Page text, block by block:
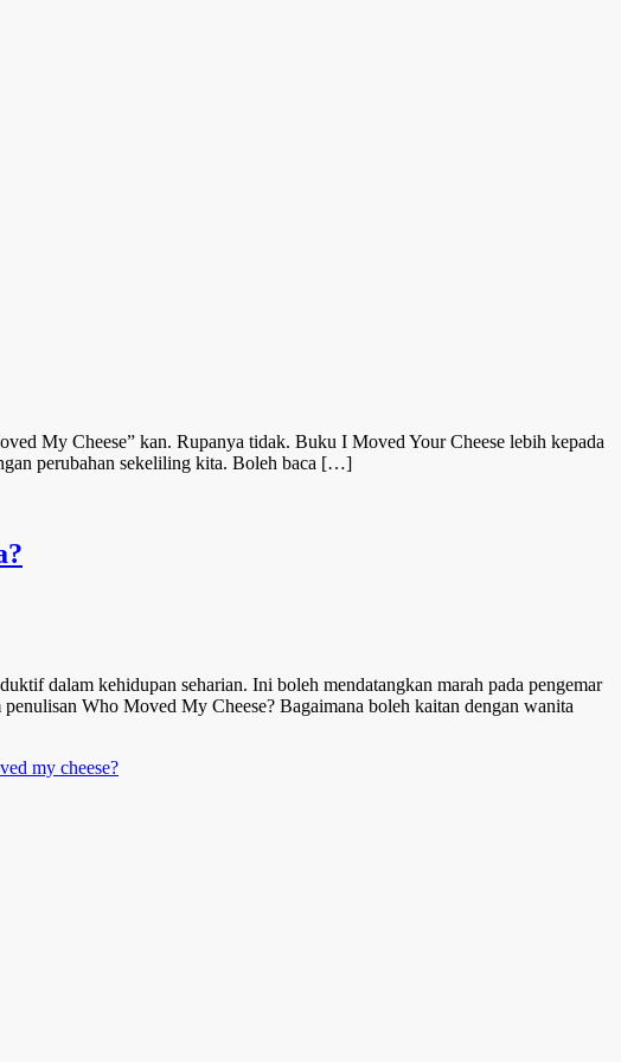
My Cheese” kan. Rupanya tidak. Buku I Moved Your Cheese lebih kepada
perubahan sekeliling kita. Boleh baca […]
dalam kehidupan seharian. Ini boleh mendatangkan marah pada pengemar
Who Moved My Cheese? Bagaimana boleh kaitan dengan wanita
my cheese?